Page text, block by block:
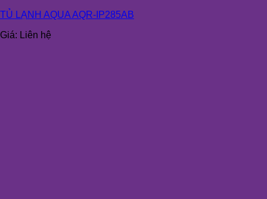
TỦ LẠNH AQUA AQR-IP285AB
Giá: Liên hệ